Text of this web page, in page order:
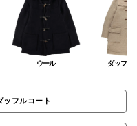
ウール ダッフル
ッフルコート